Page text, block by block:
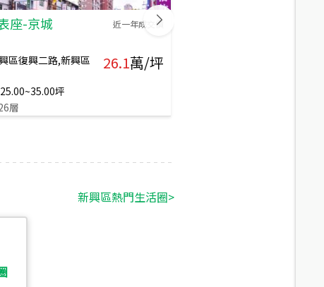
座-京城
近一年成交價
區復興二路,新興區
25.00~35.00坪
層
26.1萬/坪
新興區熱門生活圈>